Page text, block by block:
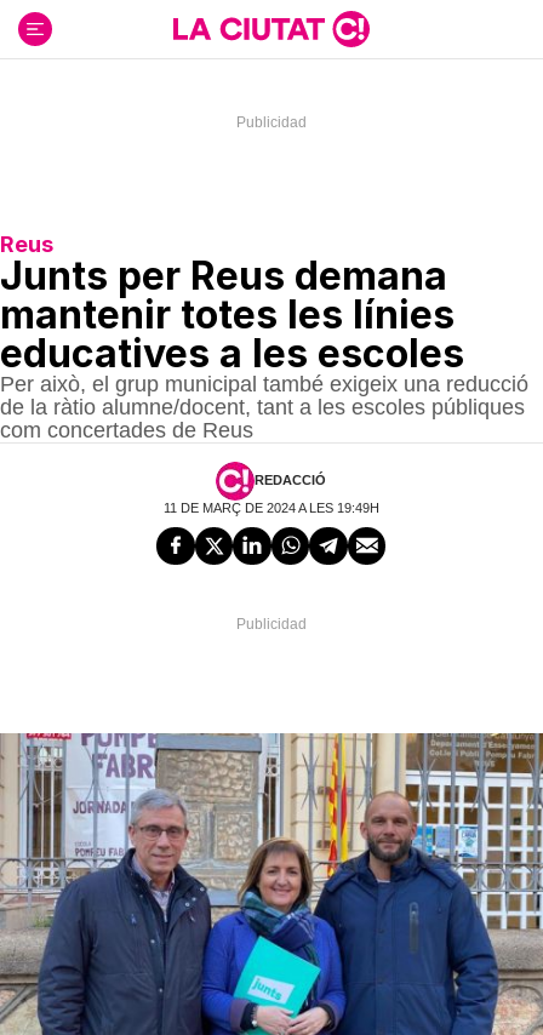
contenido
Reus
Junts per Reus demana
mantenir totes les línies
educatives a les escoles
Per això, el grup municipal també exigeix una reducció
de la ràtio alumne/docent, tant a les escoles públiques
com concertades de Reus
REDACCIÓ
11 DE MARÇ DE 2024 A LES 19:49H